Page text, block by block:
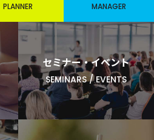
PLANNER
MANAGER
セミナー・イベント
SEMINARS / EVENTS